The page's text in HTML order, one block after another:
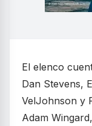
El elenco
Dan Stevens,
VelJohnson y
Adam